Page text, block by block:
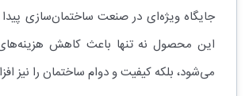
جایگاه ویژه‌ای در صنعت ساختمان‌سازی پیدا
این محصول نه تنها باعث کاهش
می‌شود، بلکه کیفیت و دوام ساختمان را نیز